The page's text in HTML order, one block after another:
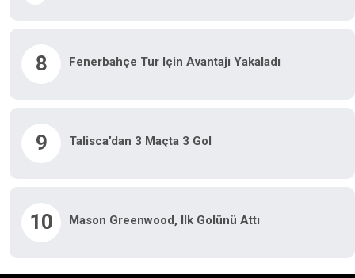
8 Fenerbahçe Tur Için Avantajı Yakaladı
9 Talisca’dan 3 Maçta 3 Gol
10 Mason Greenwood, Ilk Golünü Attı